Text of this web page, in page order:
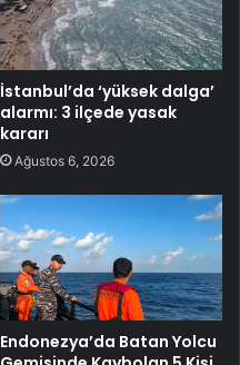
İstanbul’da ‘yüksek dalga’
alarmı: 3 ilçede yasak
kararı
Ağustos 6, 2026
Endonezya’da Batan Yolcu